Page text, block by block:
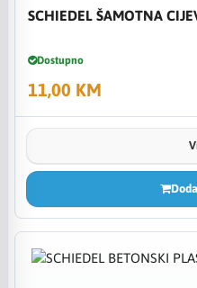
SCHIEDEL ŠAMOTNA
Dostupno
11,00 KM